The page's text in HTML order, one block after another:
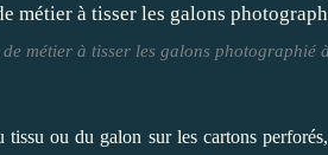
de métier à tisser les galons photographié
ou du galon sur les cartons